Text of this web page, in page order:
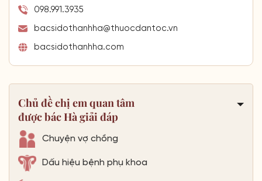
098.991.3935
bacsidothanhha@thuocdantoc.vn
bacsidothanhha.com
Chủ đề chị em quan tâm
được bác Hà giải đáp
Chuyện vợ chồng
Dấu hiệu bệnh phụ khoa